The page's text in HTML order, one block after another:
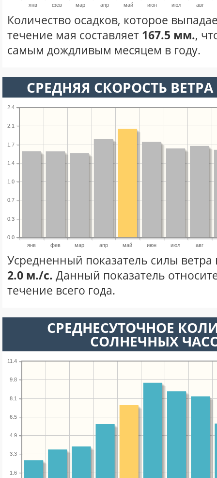
янв фев мар апр май июн июл авг
Количество осадков, которое
течение мая составляет 167.5 мм.,
самым дождливым месяцем в году.
СРЕДНЯЯ СКОРОСТЬ
янв фев мар апр май июн июл авг
0.0
0.3
0.7
1.0
1.4
1.7
2.1
2.4
Усредненный показатель силы ветра
2.0 м./с. Данный показатель
течение всего года.
СРЕДНЕСУТОЧНОЕ
СОЛНЕЧНЫХ
1.6
3.3
4.9
6.5
8.1
9.8
11.4